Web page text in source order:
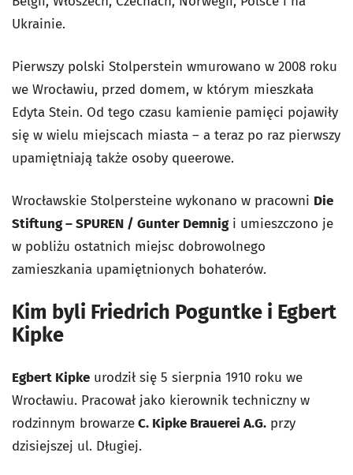
Ukrainie.
Pierwszy polski Stolperstein wmurowano w 2008 roku
we Wrocławiu, przed domem, w którym mieszkała
Edyta Stein. Od tego czasu kamienie pamięci pojawiły
się w wielu miejscach miasta – a teraz po raz pierwszy
upamiętniają także osoby queerowe.
Wrocławskie Stolpersteine wykonano w pracowni Die
Stiftung – SPUREN / Gunter Demnigi umieszczono je
w pobliżu ostatnich miejsc dobrowolnego
zamieszkania upamiętnionych bohaterów.
Kim byli Friedrich Poguntke i Egbert
Kipke
Egbert Kipke urodził się 5 sierpnia 1910 roku we
Wrocławiu. Pracował jako kierownik techniczny w
rodzinnym browarzeC. Kipke Brauerei A.G. przy
dzisiejszej ul. Długiej.